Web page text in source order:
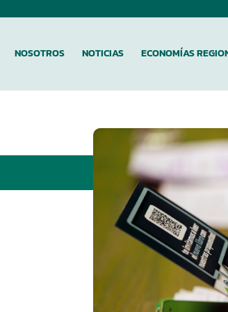
NOSOTROS NOTICIAS ECONOMÍAS